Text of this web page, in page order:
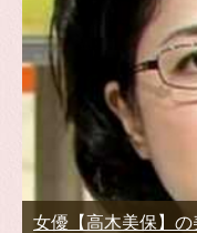
女優【高木美保】